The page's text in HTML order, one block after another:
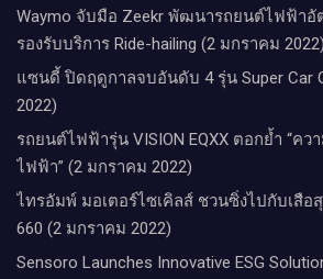
Waymo จับมือ Zeekr พัฒนารถยนต์ไฟฟ้า
รองรับบริการ Ride-hailing (2 มกราคม 2022)
แซนดี้ ปิดฤดูกาลจบอันดับ 4 รุ่น Super Car
2022)
รถยนต์ไฟฟ้ารุ่น VISION EQXX ตอกย้ำ “ค
ไฟฟ้า” (2 มกราคม 2022)
ไทรอัมพ์ มอเตอร์ไซเคิลส์ ชวนซิ่งไปกับเสือ
660 (2 มกราคม 2022)
Sensoro Launches Innovative ESG